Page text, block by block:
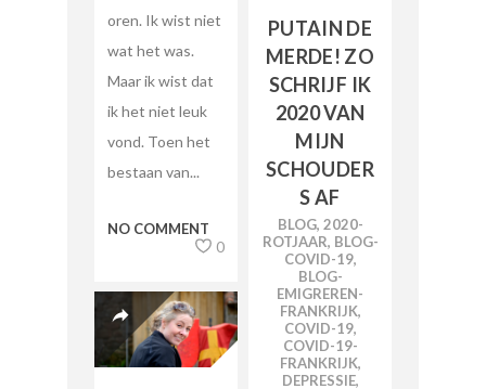
oren. Ik wist niet
wat het was.
Maar ik wist dat
ik het niet leuk
vond. Toen het
bestaan van...
NO COMMENT
0
PUTAIN DE
MERDE! ZO
SCHRIJF IK
2020 VAN
MIJN
SCHOUDER
S AF
BLOG, 2020-
ROTJAAR, BLOG-
COVID-19,
BLOG-
EMIGREREN-
FRANKRIJK,
COVID-19,
COVID-19-
FRANKRIJK,
DEPRESSIE,